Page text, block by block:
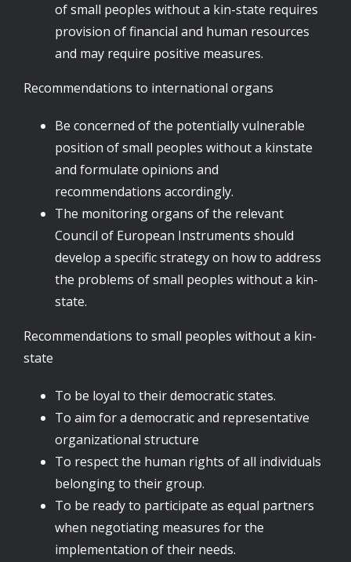
of small peoples without a kin-state requires
provision of financial and human resources
and may require positive measures.
Recommendations to international organs
Be concerned of the potentially vulnerable
position of small peoples without a kinstate
and formulate opinions and
recommendations accordingly.
The monitoring organs of the relevant
Council of European Instruments should
develop a specific strategy on how to address
the problems of small peoples without a kin-
state.
Recommendations to small peoples without a kin-
state
To be loyal to their democratic states.
To aim for a democratic and representative
organizational structure
To respect the human rights of all individuals
belonging to their group.
To be ready to participate as equal partners
when negotiating measures for the
implementation of their needs.